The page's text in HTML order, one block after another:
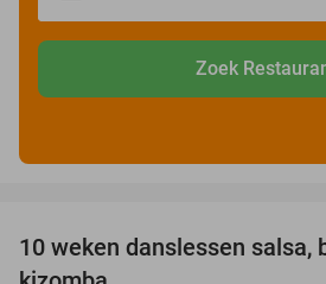
Zoek
10 weken danslessen salsa,